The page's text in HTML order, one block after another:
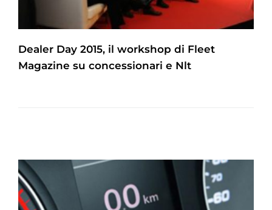
Dealer Day 2015, il workshop di Fleet
Magazine su concessionari e Nlt